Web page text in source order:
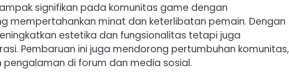
signifikan pada komunitas game dengan
mempertahankan minat dan keterlibatan pemain. Dengan
estetika dan fungsionalitas tetapi juga
Pembaruan ini juga mendorong pertumbuhan komunitas,
di forum dan media sosial.